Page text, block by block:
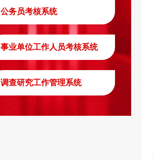
公务员考核系统
事业单位工作人员考核系统
调查研究工作管理系统